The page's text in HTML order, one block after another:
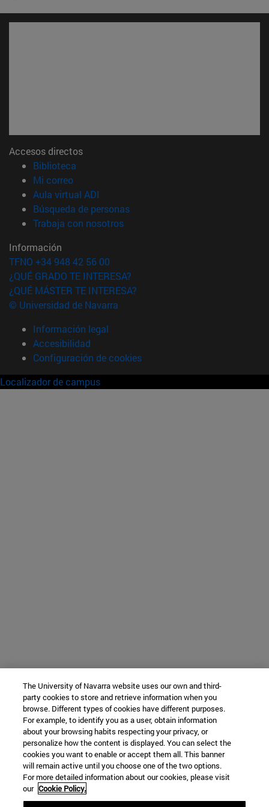
Accesos directos
Biblioteca
Mi correo(abre en nueva ventana)
Aula virtual ADI
Búsqueda de personas(abre en nueva ventana)
Trabaja con nosotros(abre en nueva ventana)
Información
TFNO +34 948 42 56 00
¿QUÉ GRADO TE INTERESA?
¿QUÉ MÁSTER TE INTERESA?
© Universidad de Navarra
Información legal
Accesibilidad
Configuración de cookies
Localizador de campus
The University of Navarra website uses our own and third-
party cookies to store and retrieve information when you
browse. Different types of cookies have different purposes.
For example, to identify you as a user, obtain information
about your browsing habits respecting your privacy, or
personalize how the content is displayed. You can select the
cookies you want to enable or accept them all. This banner
will remain active until you choose one of the two options.
For more detailed information about our cookies, please visit
our Cookie Policy.